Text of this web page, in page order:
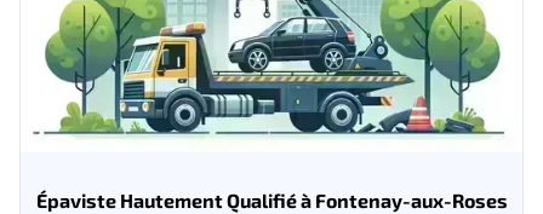
Épaviste Hautement Qualifié à Fontenay-aux-Roses